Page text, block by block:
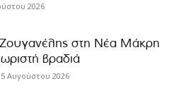
2026
Ζουγανέλης στη Νέα Μάκρη
βραδιά
5 Αυγούστου 2026